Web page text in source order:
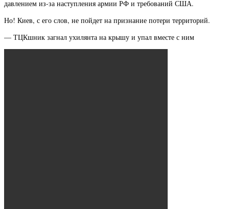
давлением из-за наступления армии РФ и требований США.
Но! Киев, с его слов, не пойдет на признание потери территорий.
— ТЦКшник загнал ухилянта на крышу и упал вместе с ним